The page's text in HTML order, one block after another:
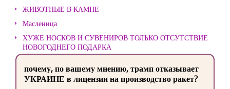
ЖИВОТНЫЕ В КАМНЕ
Масленица
ХУЖЕ НОСКОВ И СУВЕНИРОВ ТОЛЬКО ОТСУТСТВИЕ
НОВОГОДНЕГО ПОДАРКА
почему, по вашему мнению, трамп отказывает
УКРАИНЕ в лицензии на производство ракет?